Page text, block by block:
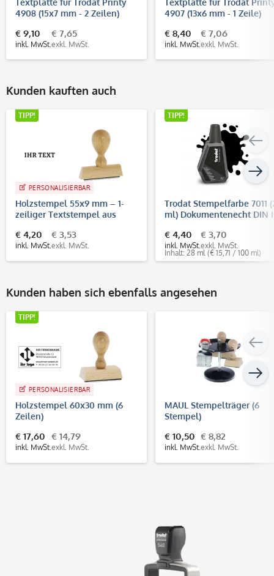
4908 (15x7 mm - 2 Zeilen)
€ 9,10
inkl. MwSt.
€ 7,65
exkl. MwSt.
4907 (13x6 mm - 1 Zeile)
€ 8,40
inkl. MwSt.
€ 7,06
exkl. MwSt.
Kunden kauften auch
TIPP!
PERSONALISIERBAR
Holzstempel 55x9 mm – 1-
zeiliger Textstempel aus
€ 4,20
inkl. MwSt.
€ 3,53
exkl. MwSt.
TIPP!
Trodat Stempelfarbe 7011
ml) Dokumentenecht DIN
€ 4,40
inkl. MwSt.
€ 3,70
exkl. MwSt.
Inhalt: 28 ml (€ 15,71 / 100 ml)
Kunden haben sich ebenfalls angesehen
TIPP!
PERSONALISIERBAR
Holzstempel 60x30 mm (6
Zeilen)
€ 17,60
inkl. MwSt.
€ 14,79
exkl. MwSt.
MAUL Stempelträger (6
Stempel)
€ 10,50
inkl. MwSt.
€ 8,82
exkl. MwSt.